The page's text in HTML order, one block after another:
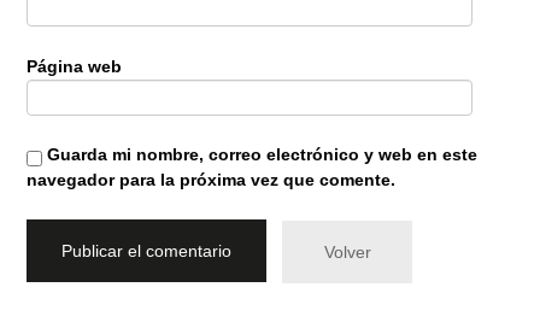
Página web
Guarda mi nombre, correo electrónico y web en este
navegador para la próxima vez que comente.
Volver